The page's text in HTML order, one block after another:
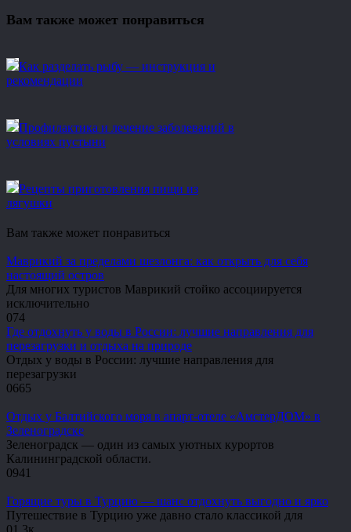
Вам также может понравиться
Как разделать рыбу — инструкция и
рекомендации
Профилактика и лечение заболеваний в
условиях пустыни
Рецепты приготовления пищи из
лягушки
Вам также может понравиться
Маврикий за пределами шезлонга: как открыть для себя
настоящий остров
Для многих туристов Маврикий стойко ассоциируется
исключительно
074
Где отдохнуть у воды в России: лучшие направления для
перезагрузки и отдыха на природе
Отдых у воды в России: лучшие направления для
перезагрузки
0665
Отдых у Балтийского моря в апарт-отеле «АмстерДОМ» в
Зеленоградске
Зеленоградск — один из самых уютных курортов
Калининградской области.
0941
Горящие туры в Турцию — шанс отдохнуть выгодно и ярко
Путешествие в Турцию уже давно стало классикой для
01.3к.